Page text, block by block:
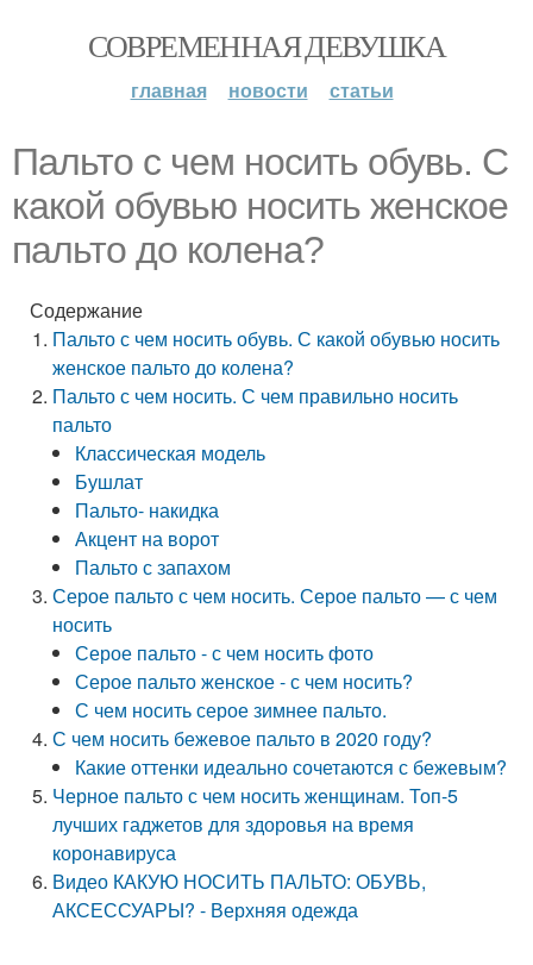
СОВРЕМЕННАЯ ДЕВУШКА
главная новости статьи
Пальто с чем носить обувь. С
какой обувью носить женское
пальто до колена?
Содержание
Пальто с чем носить обувь. С какой обувью носить
женское пальто до колена?
Пальто с чем носить. С чем правильно носить
пальто
Классическая модель
Бушлат
Пальто- накидка
Акцент на ворот
Пальто с запахом
Серое пальто с чем носить. Серое пальто — с чем
носить
Серое пальто - с чем носить фото
Серое пальто женское - с чем носить?
С чем носить серое зимнее пальто.
С чем носить бежевое пальто в 2020 году?
Какие оттенки идеально сочетаются с бежевым?
Черное пальто с чем носить женщинам. Топ-5
лучших гаджетов для здоровья на время
коронавируса
Видео КАКУЮ НОСИТЬ ПАЛЬТО: ОБУВЬ,
АКСЕССУАРЫ? - Верхняя одежда